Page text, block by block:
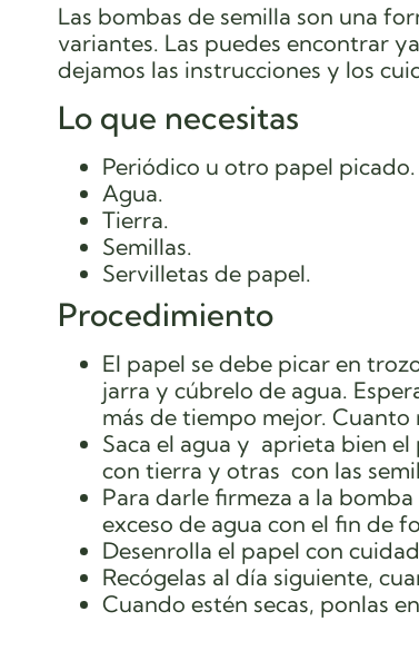
Las bombas de semilla son una
variantes. Las puedes encontrar
dejamos las instrucciones y los
Lo que necesitas
Periódico u otro papel picado.
Agua.
Tierra.
Semillas.
Servilletas de papel.
Procedimiento
El papel se debe picar en
jarra y cúbrelo de agua.
más de tiempo mejor. Cuanto
Saca el agua y aprieta bien
con tierra y otras con las
Para darle firmeza a la
exceso de agua con el fin de
Desenrolla el papel con
Recógelas al día siguiente,
Cuando estén secas, ponlas